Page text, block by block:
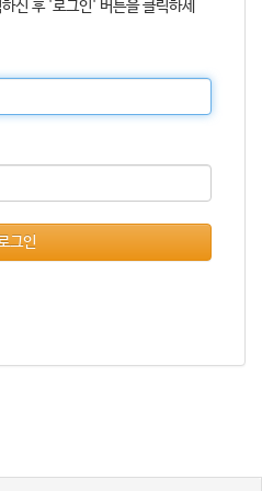
신 후 '로그인' 버튼을 클릭하세
그인